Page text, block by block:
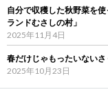
自分で収穫した秋野菜を
ランドむさしの村」
2025年11月4日
春だけじゃもったいない
2025年10月23日